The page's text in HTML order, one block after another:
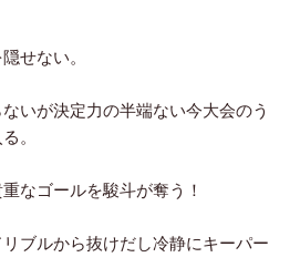
せない。
いが決定力の半端ない今大会のう
。
なゴールを駿斗が奪う！
ブルから抜けだし冷静にキーパー